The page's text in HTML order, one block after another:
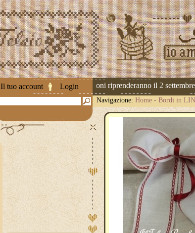
Il tuo account Login
Attenzione ! Le spedizioni riprenderanno il 2 settembre
Navigazione: Home - Bordi in